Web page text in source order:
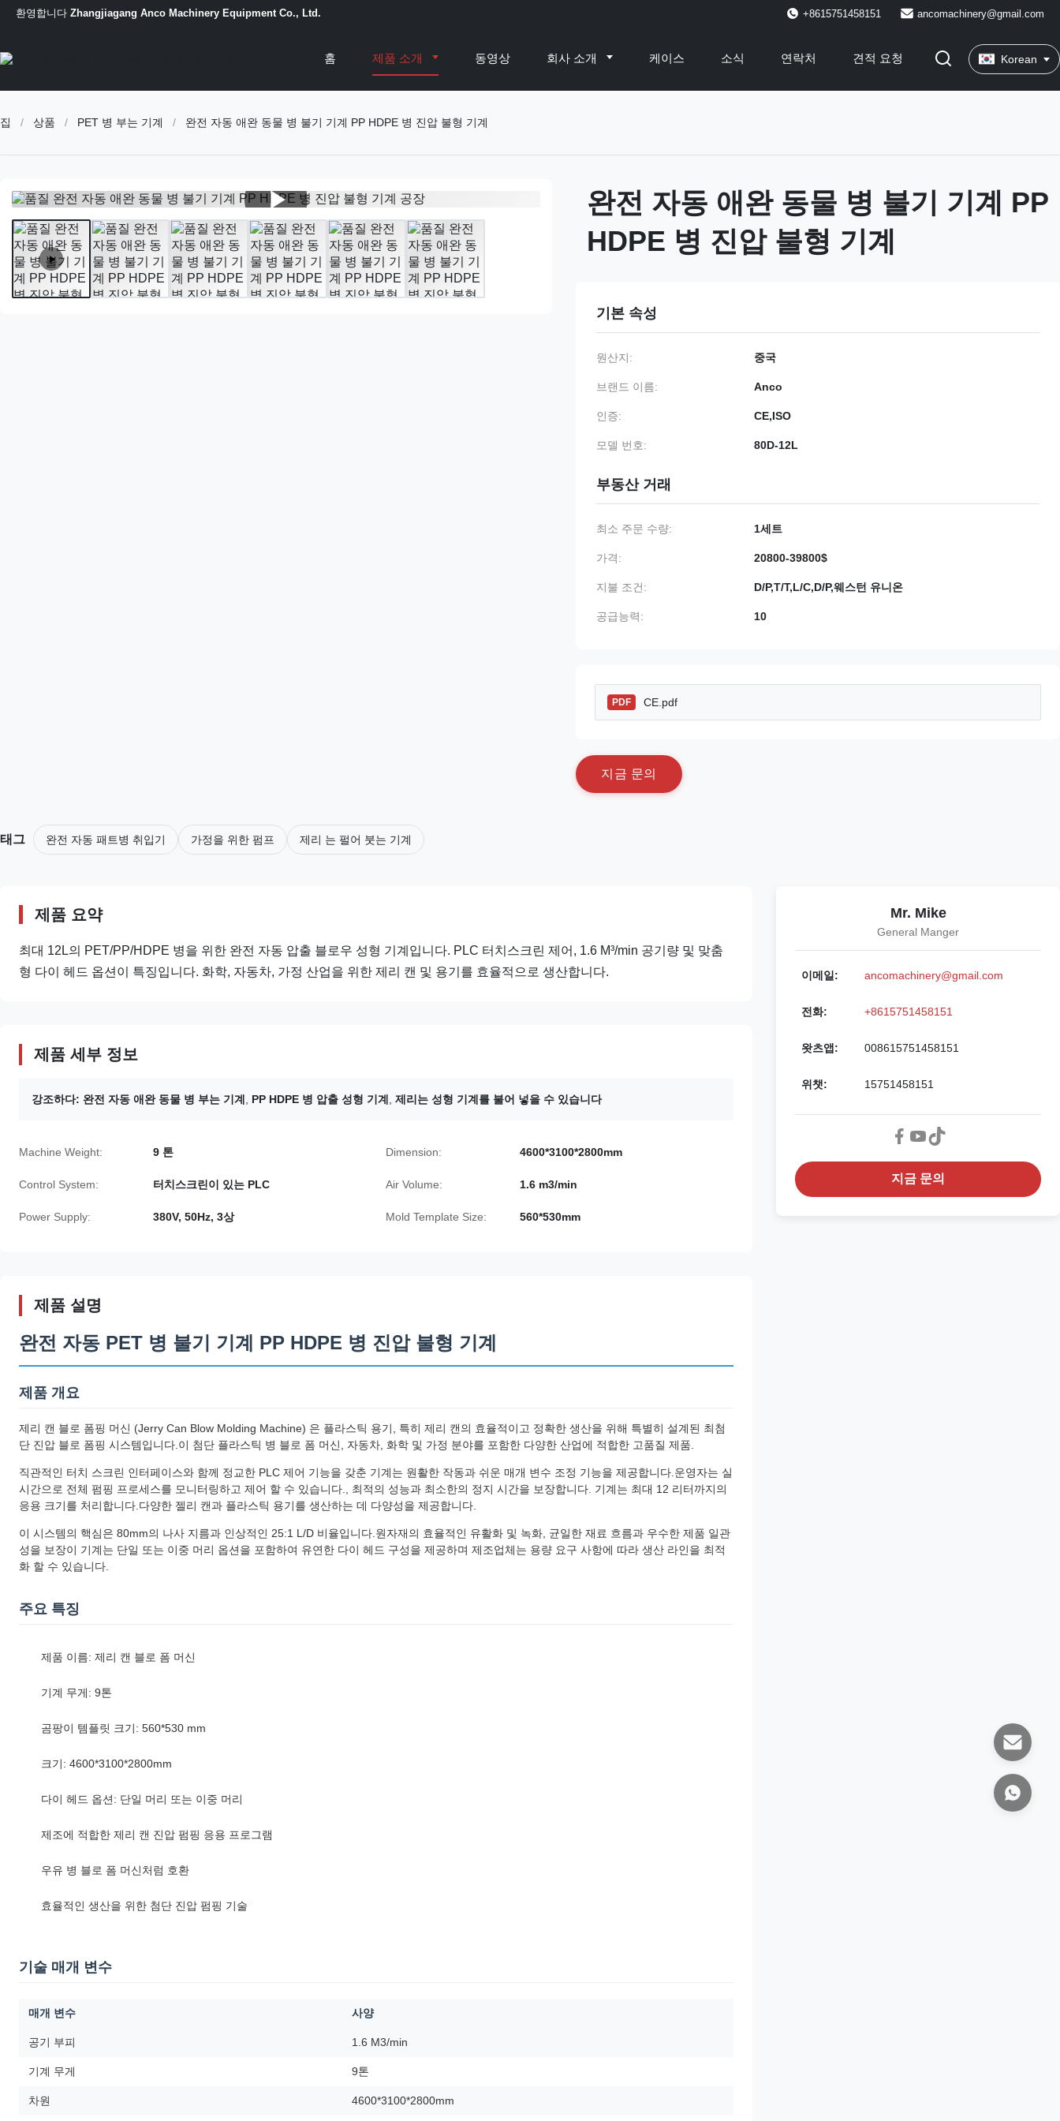
환영합니다 Zhangjiagang Anco Machinery Equipment Co., Ltd. +8615751458151 ancomachinery@gmail.com
홈 제품 소개 동영상 회사 소개 케이스 소식 연락처 견적 요청 Korean
집 / 상품 / PET 병 부는 기계 / 완전 자동 애완 동물 병 불기 기계 PP HDPE 병 진압 불형 기계
완전 자동 애완 동물 병 불기 기계 PP
HDPE 병 진압 불형 기계
기본 속성
원산지: 중국
브랜드 이름: Anco
인증: CE,ISO
모델 번호: 80D-12L
부동산 거래
최소 주문 수량: 1세트
가격: 20800-39800$
지불 조건: D/P,T/T,L/C,D/P,웨스턴 유니온
공급능력: 10
PDF CE.pdf
지 금 문의
태그 완전 자동 패트병 취입기 가정을 위한 펌프 제리 는 펄어 붓는 기계
제품 요약
최대 12L의 PET/PP/HDPE 병을 위한 완전 자동 압출 블로우 성형 기계입니다. PLC 터치스크린 제어, 1.6 M³/min 공기량 및 맞춤
형 다이 헤드 옵션이 특징입니다. 화학, 자동차, 가정 산업을 위한 제리 캔 및 용기를 효율적으로 생산합니다.
제품 세부 정보
강조하다: 완전 자동 애완 동물 병 부는 기계 PP HDPE 병 압출 성형 기계 제리는 성형 기계를 불어 넣을 수 있습니다
Machine Weight: 9 톤 Dimension: 4600*3100*2800mm
Control System: 터치스크린이 있는 PLC Air Volume: 1.6 m3/min
Power Supply: 380V, 50Hz, 3상 Mold Template Size: 560*530mm
제품 설명
완전 자동 PET 병 불기 기계 PP HDPE 병 진압 불형 기계
제품 개요
제리 캔 블로 폼핑 머신 (Jerry Can Blow Molding Machine) 은 플라스틱 용기, 특히 제리 캔의 효율적이고 정확한 생산을 위해 특별히 설계된 최첨
단 진압 블로 폼핑 시스템입니다.이 첨단 플라스틱 병 블로 폼 머신, 자동차, 화학 및 가정 분야를 포함한 다양한 산업에 적합한 고품질 제품.
직관적인 터치 스크린 인터페이스와 함께 정교한 PLC 제어 기능을 갖춘 기계는 원활한 작동과 쉬운 매개 변수 조정 기능을 제공합니다.운영자는 실
시간으로 전체 펌핑 프로세스를 모니터링하고 제어 할 수 있습니다., 최적의 성능과 최소한의 정지 시간을 보장합니다. 기계는 최대 12 리터까지의
응용 크기를 처리합니다.다양한 젤리 캔과 플라스틱 용기를 생산하는 데 다양성을 제공합니다.
이 시스템의 핵심은 80mm의 나사 지름과 인상적인 25:1 L/D 비율입니다.원자재의 효율적인 유활화 및 녹화, 균일한 재료 흐름과 우수한 제품 일관
성을 보장이 기계는 단일 또는 이중 머리 옵션을 포함하여 유연한 다이 헤드 구성을 제공하며 제조업체는 용량 요구 사항에 따라 생산 라인을 최적
화 할 수 있습니다.
주요 특징
제품 이름: 제리 캔 블로 폼 머신
기계 무게: 9톤
곰팡이 템플릿 크기: 560*530 mm
크기: 4600*3100*2800mm
다이 헤드 옵션: 단일 머리 또는 이중 머리
제조에 적합한 제리 캔 진압 펌핑 응용 프로그램
우유 병 블로 폼 머신처럼 호환
효율적인 생산을 위한 첨단 진압 펌핑 기술
기술 매개 변수
매개 변수 사양
공기 부피 1.6 M3/min
기계 무게 9톤
차원 4600*3100*2800mm
Mr. Mike
General Manger
이메일: ancomachinery@gmail.com
전화: +8615751458151
왓츠앱: 008615751458151
위챗: 15751458151
지금 문의